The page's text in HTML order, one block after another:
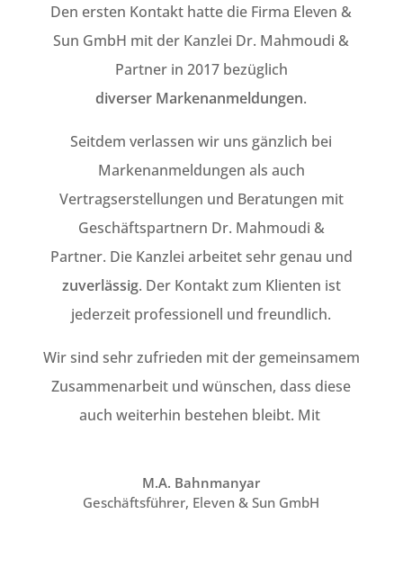
Den ersten Kontakt hatte die Firma Eleven &
Sun GmbH mit der Kanzlei Dr. Mahmoudi &
Partner in 2017 bezüglich
diverser Markenanmeldungen.
Seitdem verlassen wir uns gänzlich bei
Markenanmeldungen als auch
Vertragserstellungen und Beratungen mit
Geschäftspartnern Dr. Mahmoudi &
Partner. Die Kanzlei arbeitet sehr genau und
zuverlässig. Der Kontakt zum Klienten ist
jederzeit professionell und freundlich.
Wir sind sehr zufrieden mit der gemeinsamem
Zusammenarbeit und wünschen, dass diese
auch weiterhin bestehen bleibt. Mit
M.A. Bahnmanyar
Geschäftsführer, Eleven & Sun GmbH